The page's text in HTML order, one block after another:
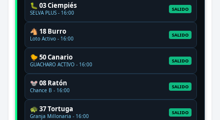
🐛 03 Ciempiés
SELVA PLUS - 16:00
SALIDO
🐴 18 Burro
Loto Activo - 16:00
SALIDO
🐤 50 Canario
GUACHARO ACTIVO - 16:00
SALIDO
🐭 08 Ratón
Chance B - 16:00
SALIDO
🐢 37 Tortuga
Granja Millonaria - 16:00
SALIDO